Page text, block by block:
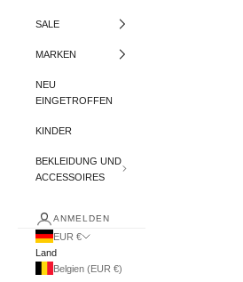
SALE
MARKEN
NEU
EINGETROFFEN
KINDER
BEKLEIDUNG UND
ACCESSOIRES
ANMELDEN
EUR €
Land
Belgien (EUR €)